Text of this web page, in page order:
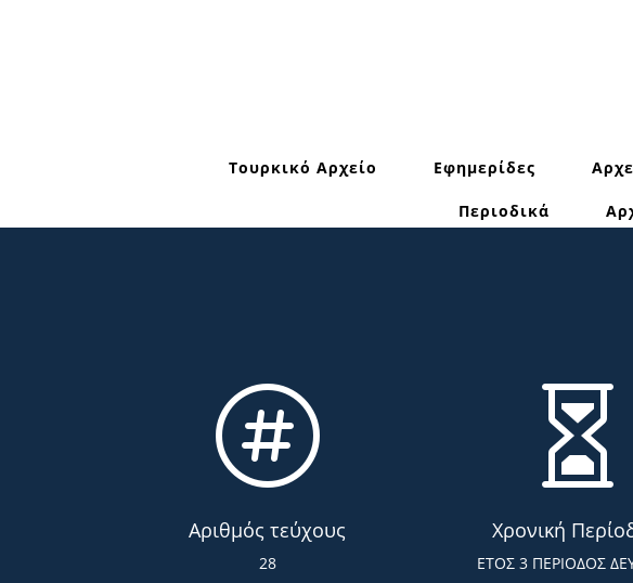
Τουρκικό Αρχείο Εφημερίδες
Περιοδικά

Αριθμός τεύχους
28

Χρονική
ΕΤΟΣ 3 ΠΕΡΙΟΔΟΣ